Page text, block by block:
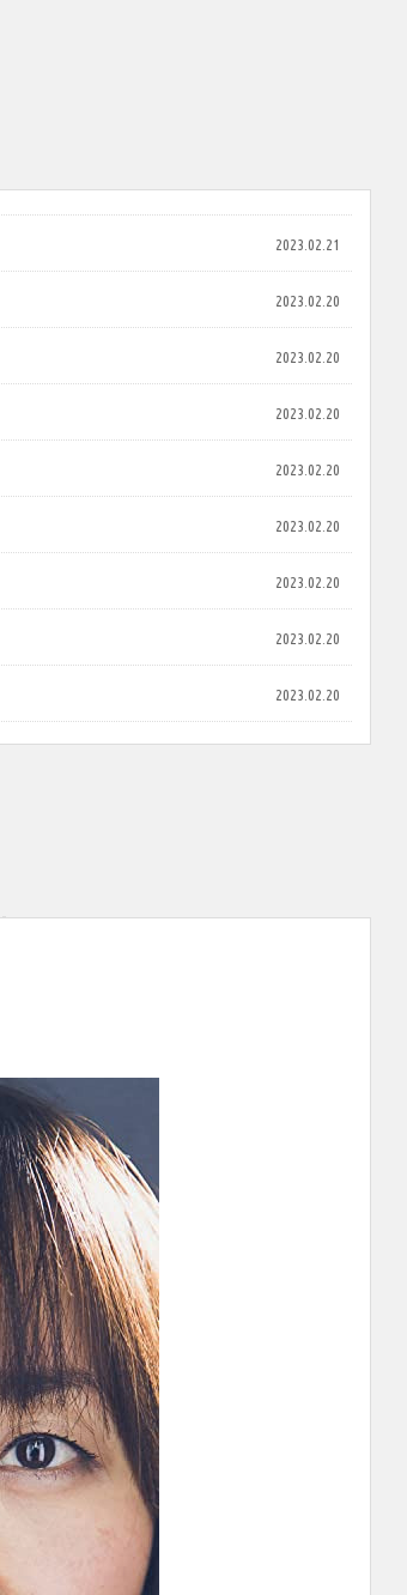
2023.02.21
2023.02.20
2023.02.20
2023.02.20
2023.02.20
2023.02.20
2023.02.20
2023.02.20
2023.02.20